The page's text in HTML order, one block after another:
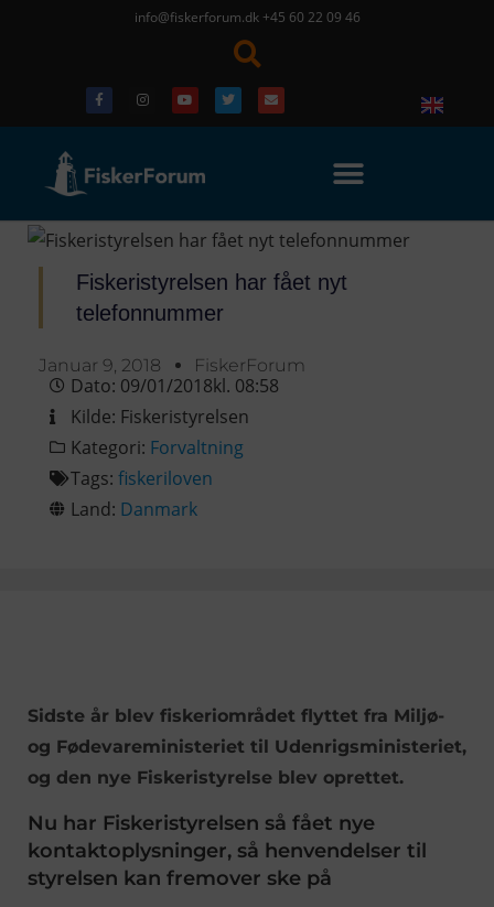
info@fiskerforum.dk +45 60 22 09 46
Fiskeristyrelsen har fået nyt
telefonnummer
Januar 9, 2018 FiskerForum
Dato: 09/01/2018kl. 08:58
Kilde: Fiskeristyrelsen
Kategori: Forvaltning
Tags: fiskeriloven
Land: Danmark
Sidste år blev fiskeriområdet flyttet fra Miljø-
og Fødevareministeriet til Udenrigsministeriet,
og den nye Fiskeristyrelse blev oprettet.
Nu har Fiskeristyrelsen så fået nye
kontaktoplysninger, så henvendelser til
styrelsen kan fremover ske på